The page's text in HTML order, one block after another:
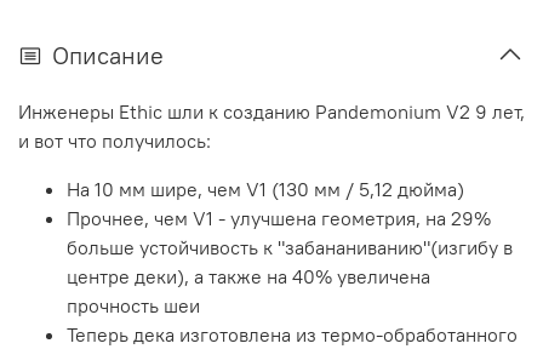
Описание
Инженеры Ethic шли к созданию Pandemonium V2 9 лет,
и вот что получилось:
На 10 мм шире, чем V1 (130 мм / 5,12 дюйма)
Прочнее, чем V1 - улучшена геометрия, на 29%
больше устойчивость к "забананиванию"(изгибу в
центре деки), а также на 40% увеличена
прочность шеи
Теперь дека изготовлена из термо-обработанного